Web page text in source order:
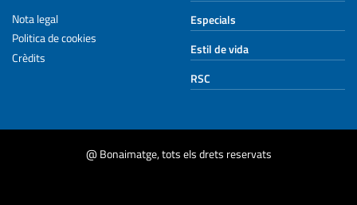
Especials
Estil de vida
RSC
Nota legal
Politica de cookies
Crèdits
@ Bonaimatge, tots els drets reservats